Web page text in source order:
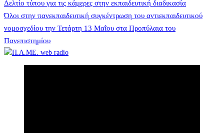
Πλοήγηση
άρθρων
Δελτίο τύπου για τις κάμερες στην εκπαιδευτική διαδικασία
Όλοι στην πανεκπαιδευτική συγκέντρωση του αντιεκπαιδευτικού
νομοσχεδίου την Τετάρτη 13 Μαΐου στα Προπύλαια του
Πανεπιστημίου